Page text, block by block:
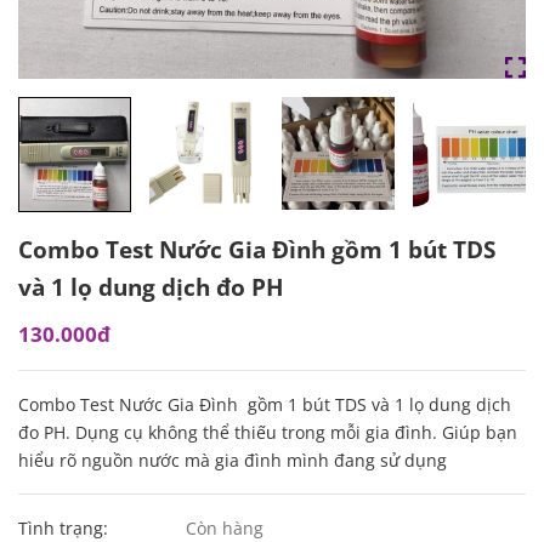
Combo Test Nước Gia Đình gồm 1 bút TDS
và 1 lọ dung dịch đo PH
130.000đ
Combo Test Nước Gia Đình gồm 1 bút TDS và 1 lọ dung dịch
đo PH. Dụng cụ không thể thiếu trong mỗi gia đình. Giúp bạn
hiểu rõ nguồn nước mà gia đình mình đang sử dụng
Tình trạng: Còn hàng